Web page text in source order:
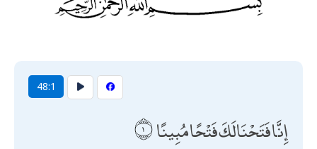
48:1
إِنَّا فَتَحْنَا لَكَ فَتْحًا مُبِينًا